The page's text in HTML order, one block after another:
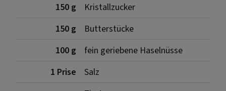
150 g
Kristallzucker
150 g
Butterstücke
100 g
fein geriebene Haselnüsse
1 Prise
Salz